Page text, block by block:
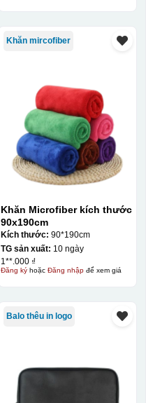
Khăn mircofiber
Khăn Microfiber kích thước
90x190cm
Kích thước: 90*190cm
TG sản xuất: 10 ngày
1**.000 ₫
Đăng kýhoặc Đăng nhậpđể xem giá
Balo thêu in logo